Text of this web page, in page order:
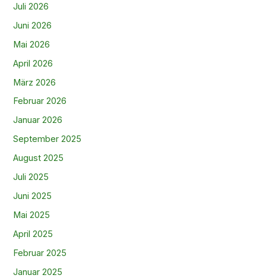
Juli 2026
Juni 2026
Mai 2026
April 2026
März 2026
Februar 2026
Januar 2026
September 2025
August 2025
Juli 2025
Juni 2025
Mai 2025
April 2025
Februar 2025
Januar 2025